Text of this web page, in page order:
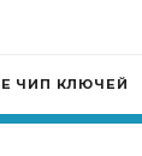
ЧИП КЛЮЧЕЙ